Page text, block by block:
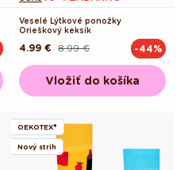
Veselé Lýtkové ponožky
Orieškový keksík
Pôvodná8.99 €
Akciová
4.99 € -44%
Vložiť do košíka
OEKOTEX®
Nový strih